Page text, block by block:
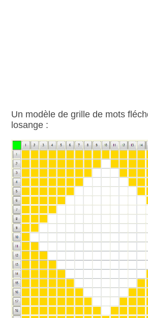
Un modèle de grille de mots
losange :